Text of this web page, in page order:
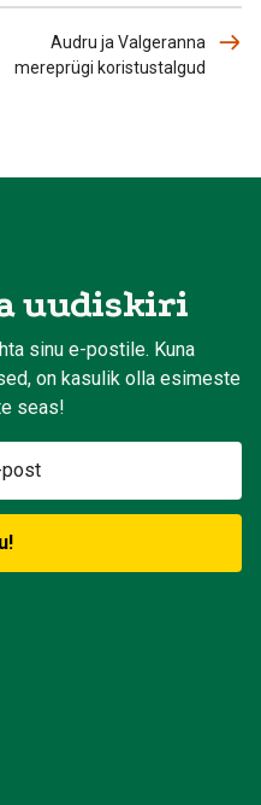
Audru ja Valgeranna
mereprügi koristustalgud
uudiskiri
sinu e-postile. Kuna
on kasulik olla esimeste
seas!